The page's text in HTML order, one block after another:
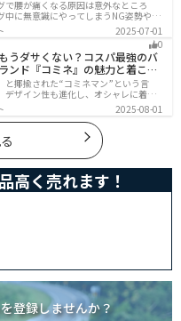
first-h2-module]バイク走行時の体
低め？バイク走行時の体感温度は気温
ん。なぜ
で腰が痛くなる原因は意外なところ
中に無意識にやってしまうNG姿勢や体
見直せる予防・対策法をわかりやすく
効果的な便利アイテムも紹介し、快適
をサポートします。
2025-07-01
0
うダサくない？コスパ最強のバ
ンド『コミネ』の魅力と着こな
と揶揄された“コミネマン”という言
デザイン性も進化し、オシャレに着こ
が続々登場。コスパと安全性に優れた
、街でもツーリングでも浮かないスマ
目指そう！
2025-08-01
高く売れます！
登録しませんか？